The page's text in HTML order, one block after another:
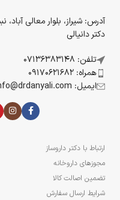
آدرس: شیراز، بلوار معالی
دکتر دانیالی
تلفن: 07136383148
همراه: 09170621682
ایمیل: info@drdanyali.com
ارتباط با دکتر داروساز
مجوزهای داروخانه
تضمین اصالت کالا
شرایط ارسال سفارش